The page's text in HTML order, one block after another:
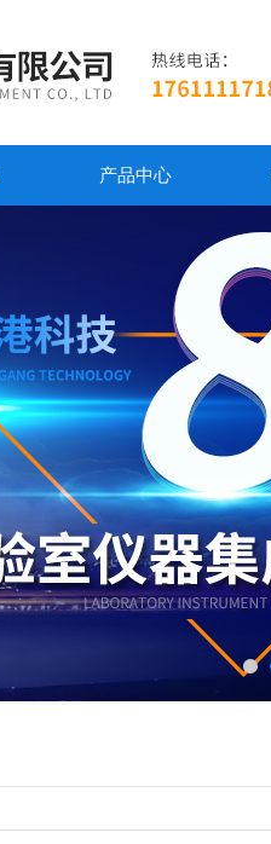
产品中心